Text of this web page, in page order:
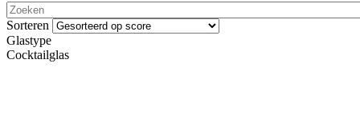
Sorteren
Glastype
Cocktailglas